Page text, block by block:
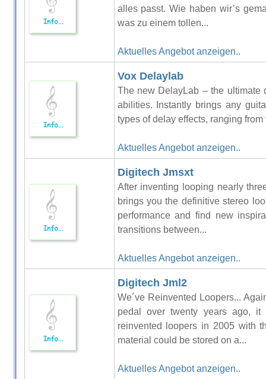
alles passt. Wie haben wir’s
was zu einem tollen...
Aktuelles Angebot anzeigen..
Vox Delaylab
The new DelayLab – the ultimate
abilities. Instantly brings any
types of delay effects, ranging
Aktuelles Angebot anzeigen..
Digitech Jmsxt
After inventing looping nearly
brings you the definitive stereo
performance and find new
transitions between...
Aktuelles Angebot anzeigen..
Digitech Jml2
We´ve Reinvented Loopers...
pedal over twenty years ago,
reinvented loopers in 2005 with
material could be stored on a...
Aktuelles Angebot anzeigen..